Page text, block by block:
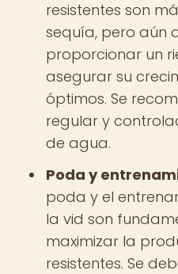
resistentes son
sequía, pero aún
proporcionar un
asegurar su
óptimos. Se
regular y
de agua.
Poda y
poda y el
la vid son
maximizar la
resistentes. Se